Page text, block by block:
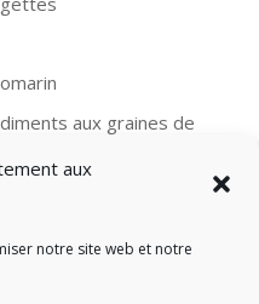
aux
notre site web et notre
aux graines de
Ottolenghi